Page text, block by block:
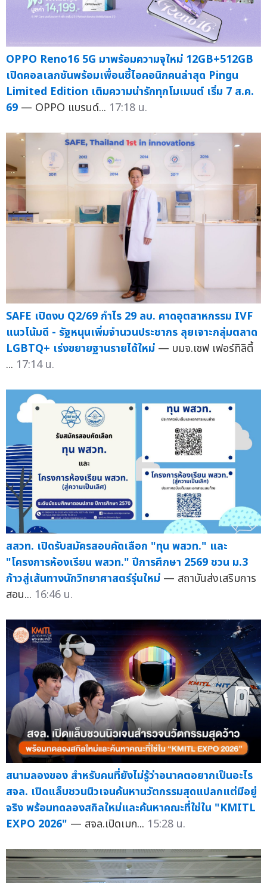
OPPO Reno16 5G มาพร้อมความจุใหม่ 12GB+512GB
เปิดคอลเลกชันพร้อมเพื่อนซี้ไอคอนิกคนล่าสุด Pingu
Limited Edition เติมความน่ารักทุกโมเมนต์ เริ่ม 7 ส.ค.
69 — OPPO แบรนด์... 17:18 น.
SAFE เปิดงบ Q2/69 กำไร 29 ลบ. คาดอุตสาหกรรม IVF
แนวโน้มดี - รัฐหนุนเพิ่มจำนวนประชากร ลุยเจาะกลุ่มตลาด
LGBTQ+ เร่งขยายฐานรายได้ใหม่ — บมจ.เซฟ เฟอร์ทิลิตี้
... 17:14 น.
สสวท. เปิดรับสมัครสอบคัดเลือก "ทุน พสวท." และ
"โครงการห้องเรียน พสวท." ปีการศึกษา 2569 ชวน ม.3
ก้าวสู่เส้นทางนักวิทยาศาสตร์รุ่นใหม่ — สถาบันส่งเสริมการ
สอน... 16:46 น.
สนามลองของ สำหรับคนที่ยังไม่รู้ว่าอนาคตอยากเป็นอะไร
สจล. เปิดแล็บชวนนิวเจนค้นหานวัตกรรมสุดแปลกแต่มีอยู่
จริง พร้อมทดลองสกิลใหม่และค้นหาคณะที่ใช่ใน "KMITL
EXPO 2026" — สจล.เปิดเมก... 15:28 น.